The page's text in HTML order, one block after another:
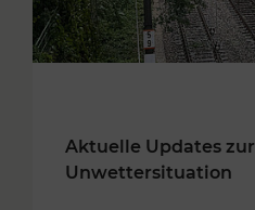
Aktuelle Updates zur
Unwettersituation